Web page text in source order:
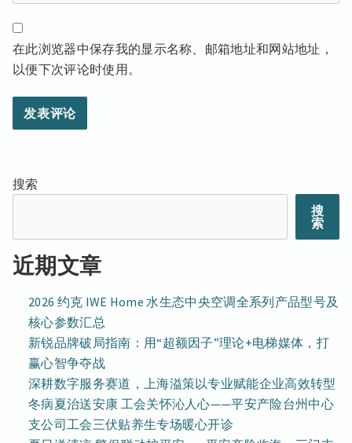
在此浏览器中保存我的显示名称、邮箱地址和网站地址，
以便下次评论时使用。
搜索
搜
索
近期文章
2026 约克 IWE Home 水生态中央空调全系列产品型号及
核心参数汇总
新锐品牌破局指南：用“超额因子”理论+电梯媒体，打
赢心智争夺战
深耕数字服务赛道，上海溢策以专业赋能企业高效转型
冬病夏治送安康 工会关怀沁人心——平安产险台州中心
支公司工会三伏贴养生专场暖心开诊